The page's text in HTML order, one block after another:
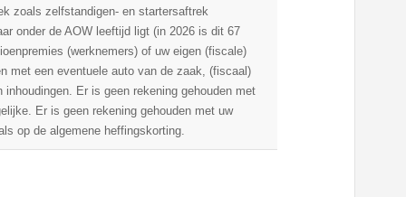
zoals zelfstandigen- en startersaftrek
onder de AOW leeftijd ligt (in 2026 is dit 67
(werknemers) of uw eigen (fiscale)
met een eventuele auto van de zaak, (fiscaal)
Er is geen rekening gehouden met
Er is geen rekening gehouden met uw
op de algemene heffingskorting.